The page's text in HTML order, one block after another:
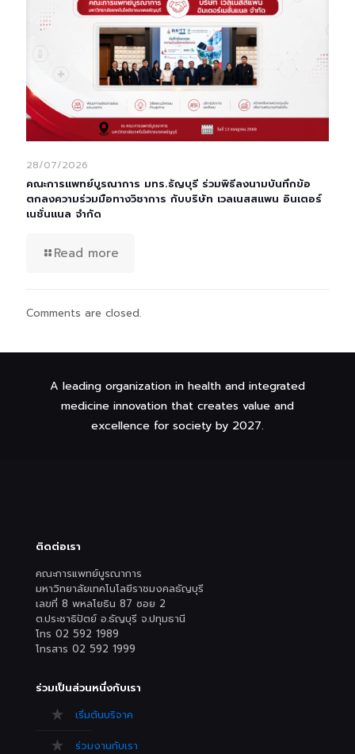
28/07/2026
คณะการแพทย์บูรณาการ มทร.ธัญบุรี ร่วมพิธีลงนามบันทึกข้อ
ตกลงความร่วมมือทางวิชาการ กับบริษัท เวลเนสสแพน อินเตอร์
เนชั่นแนล จำกัด
Read more
Comments are closed.
A leading organization in health and integrated
medicine innovation that creates value and
excellence for society by 2027.
ติดต่อเรา
คณะการแพทย์บูรณาการ
มหาวิทยาลัยเทคโนโลยีราชมงคลธัญบุรี
เลขที่ 8 พหลโยธิน 87 ซอย 2
ต.ประชาธิปัตย์ อ.ธัญบุรี จ.ปทุมธานี
โทร 02 592 1989
โทรสาร 02 592 1999
ร่วมเป็นส่วนหนึ่งกับเรา
เริ่มต้นบริจาค
ร่วมงานกับเรา